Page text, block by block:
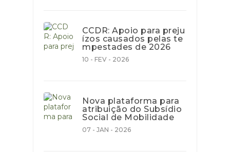
CCDR: Apoio para preju
ízos causados pelas te
mpestades de 2026
10 - FEV - 2026
Nova plataforma para
atribuição do Subsídio
Social de Mobilidade
07 - JAN - 2026